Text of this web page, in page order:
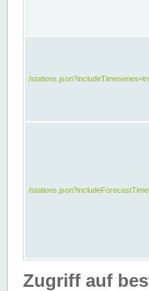
/
/
Zugriff auf